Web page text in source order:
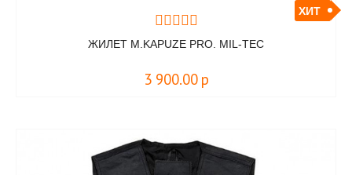
ХИТ
ЖИЛЕТ M.KAPUZE PRO. MIL-TEC
3 900.00 р